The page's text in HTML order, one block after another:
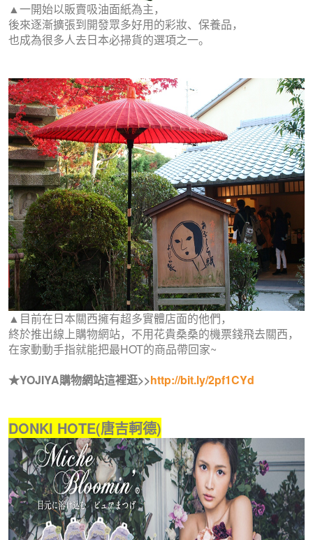
▲一開始以販賣吸油面紙為主，
後來逐漸擴張到開發眾多好用的彩妝、保養品，
也成為很多人去日本必掃貨的選項之一。
▲目前在日本關西擁有超多實體店面的他們，
終於推出線上購物網站，不用花貴桑桑的機票錢飛去關西，
在家動動手指就能把最HOT的商品帶回家~
★YOJIYA購物網站這裡逛>>http://bit.ly/2pf1CYd
DONKI HOTE(唐吉軻德)